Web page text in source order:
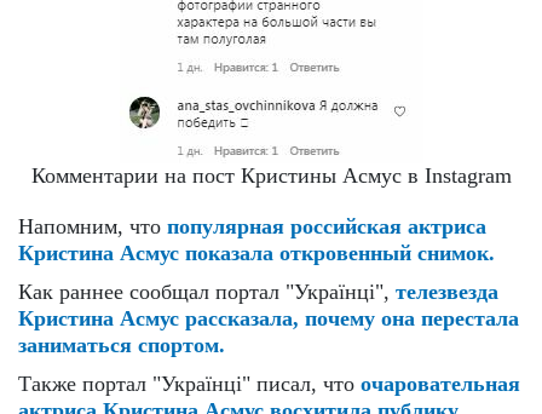
Комментарии на пост Кристины Асмус в Instagram
Напомним, что популярная российская актриса
Кристина Асмус показала откровенный снимок.
Как раннее сообщал портал "Українці", телезвезда
Кристина Асмус рассказала, почему она перестала
заниматься спортом.
Также портал "Українці" писал, что очаровательная